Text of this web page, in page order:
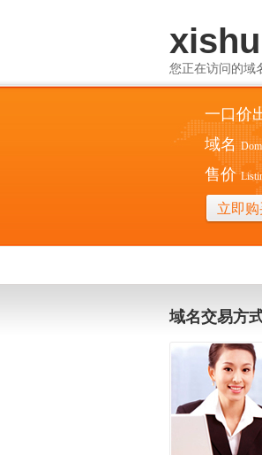
您正在访问的域
一口价
域名
售价
立即
域名交易方